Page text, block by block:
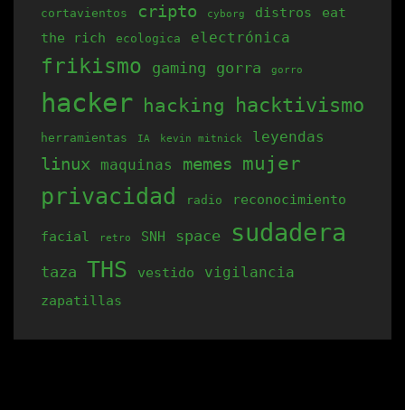
elegir
en
la
de
producto
cortavientos cripto cyborg distros
eat
the rich
ecologica electrónica
frikismo gaming gorra gorro
hacker hacking hacktivismo
herramientas IA kevin mitnick leyendas
linux maquinas memes mujer
privacidad radio reconocimiento
facial retro SNH space sudadera
taza THS vestido vigilancia
zapatillas